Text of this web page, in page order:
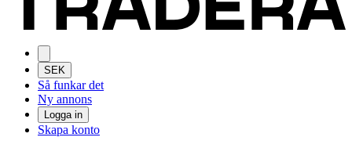
SEK
Så funkar det
Ny annons
Logga in
Skapa konto